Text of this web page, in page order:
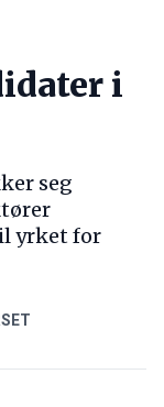
i
seg
yrket for